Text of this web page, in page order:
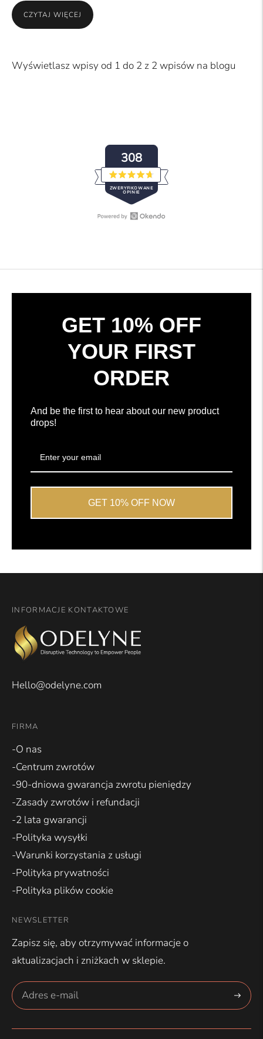
CZYTAJ WIĘCEJ
Wyświetlasz wpisy od 1 do 2 z 2 wpisów na blogu
308
ZWERYFIKOWANE
OPINIE
Oceniono
na
4.7
z
5
w
oknie
ze
4.7
na
5
według
opinii
Okendo
GET 10% OFF
YOUR FIRST
ORDER
And be the first to hear about our new product
drops!
GET 10% OFF NOW
INFORMACJE KONTAKTOWE
Hello@odelyne.com
FIRMA
-O nas
-Centrum zwrotów
-90-dniowa gwarancja zwrotu pieniędzy
-Zasady zwrotów i refundacji
-2 lata gwarancji
-Polityka wysyłki
-Warunki korzystania z usługi
-Polityka prywatności
-Polityka plików cookie
NEWSLETTER
Zapisz się, aby otrzymywać informacje o
aktualizacjach i zniżkach w sklepie.
Zapisz
się